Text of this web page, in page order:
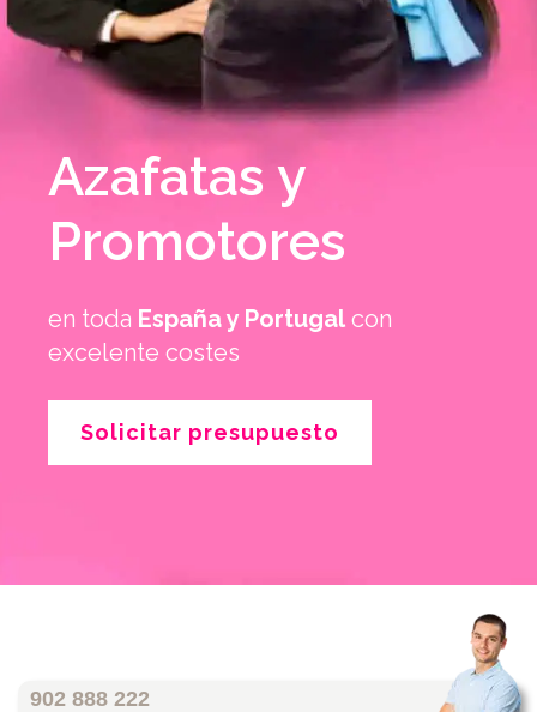
Azafatas y
Promotores
en toda España y Portugal con
excelente costes
Solicitar presupuesto
902 888 222